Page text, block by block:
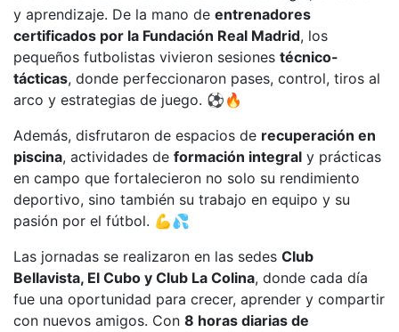
y aprendizaje. De la mano de entrenadores
certificados por la Fundación Real Madrid, los
pequeños futbolistas vivieron sesiones técnico-
tácticas, donde perfeccionaron pases, control, tiros al
arco y estrategias de juego. ⚽🔥
Además, disfrutaron de espacios de recuperación en
piscina, actividades de formación integral y prácticas
en campo que fortalecieron no solo su rendimiento
deportivo, sino también su trabajo en equipo y su
pasión por el fútbol. 💪💦
Las jornadas se realizaron en las sedes Club
Bellavista, El Cubo y Club La Colina, donde cada día
fue una oportunidad para crecer, aprender y compartir
con nuevos amigos. Con 8 horas diarias de